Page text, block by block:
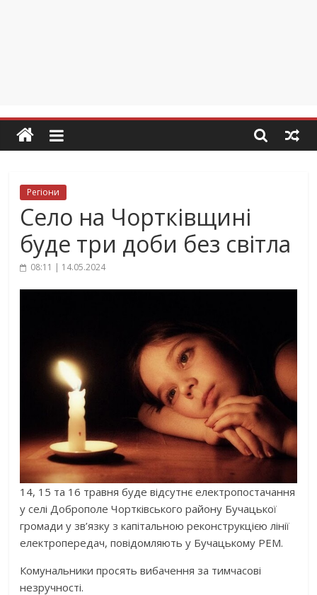
Регіони
Село на Чортківщині
буде три доби без світла
08:11 | 14.05.2024
14, 15 та 16 травня буде відсутнє електропостачання
у селі Доброполе Чортківського району Бучацької
громади у зв’язку з капітальною реконструкцією лінії
електропередач, повідомляють у Бучацькому РЕМ.
Комунальники просять вибачення за тимчасові
незручності.